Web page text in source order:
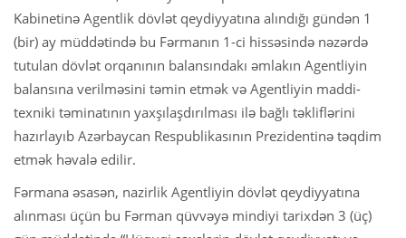
Kabinetinə Agentlik dövlət qeydiyyatına alındığı gündən 1
(bir) ay müddətində bu Fərmanın 1-ci hissəsində nəzərdə
tutulan dövlət orqanının balansındakı əmlakın Agentliyin
balansına verilməsini təmin etmək və Agentliyin maddi-
texniki təminatının yaxşılaşdırılması ilə bağlı təkliflərini
hazırlayıb Azərbaycan Respublikasının Prezidentinə təqdim
etmək həvalə edilir.
Fərmana əsasən, nazirlik Agentliyin dövlət qeydiyyatına
alınması üçün bu Fərman qüvvəyə mindiyi tarixdən 3 (üç)